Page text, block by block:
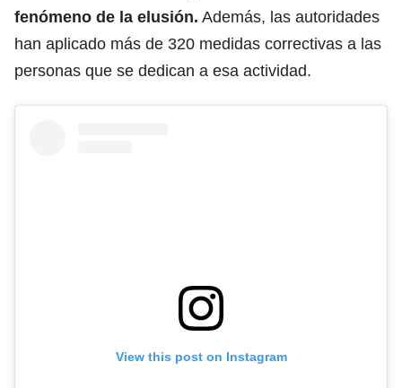
fenómeno de la elusión. Además, las autoridades
han aplicado más de 320 medidas correctivas a las
personas que se dedican a esa actividad.
View this post on Instagram